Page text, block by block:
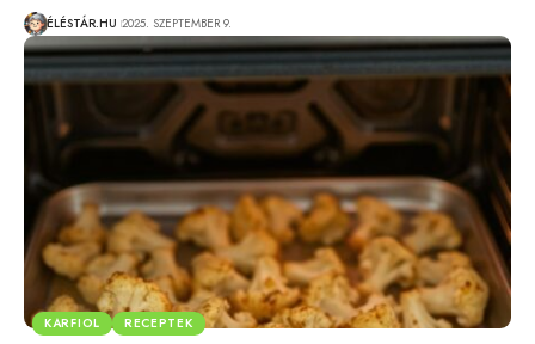
ÉLÉSTÁR.HU 2025. SZEPTEMBER 9.
KARFIOL RECEPTEK